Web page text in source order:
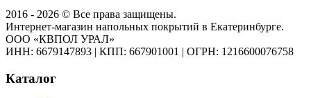
2016 - 2026 © Все права защищены.
Интернет-магазин напольных покрытий в Екатеринбурге.
ООО «КВПОЛ УРАЛ»
ИНН: 6679147893 | КПП: 667901001 | ОГРН: 1216600076758
Каталог